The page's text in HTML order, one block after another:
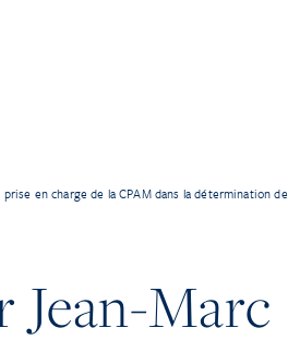
en charge de la CPAM dans la détermination de
Marc